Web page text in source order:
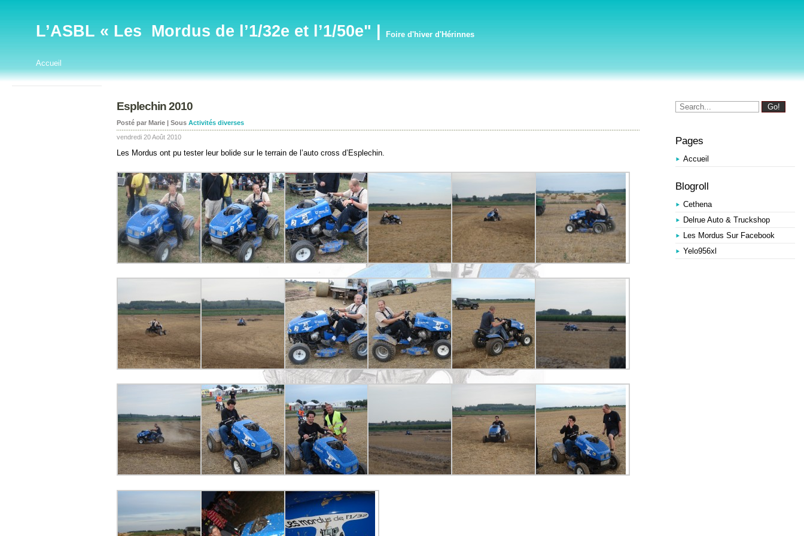
L’ASBL « Les Mordus de l’1/32e et l’1/50e" Foire d'hiver d'Hérinnes
Accueil
Esplechin 2010
Posté par Marie | Sous Activités diverses
vendredi 20 Août 2010
Les Mordus ont pu tester leur bolide sur le terrain de l’auto cross d’Esplechin.
Pages
Accueil
Blogroll
Cethena
Delrue Auto & Truckshop
Les Mordus Sur Facebook
Yelo956xl